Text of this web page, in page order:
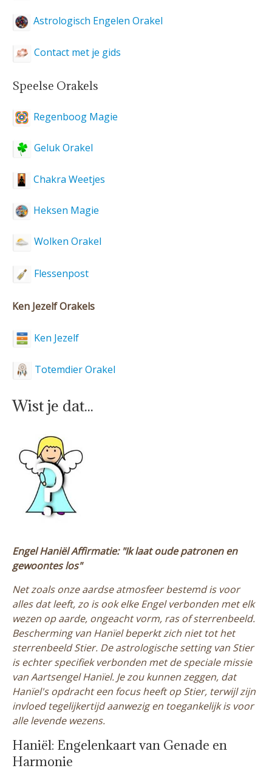
Astrologisch Engelen Orakel
Contact met je gids
Speelse Orakels
Regenboog Magie
Geluk Orakel
Chakra Weetjes
Heksen Magie
Wolken Orakel
Flessenpost
Ken Jezelf Orakels
Ken Jezelf
Totemdier Orakel
Wist je dat...
Engel Haniël Affirmatie: "Ik laat oude patronen en
gewoontes los"
Net zoals onze aardse atmosfeer bestemd is voor
alles dat leeft, zo is ook elke Engel verbonden met elk
wezen op aarde, ongeacht vorm, ras of sterrenbeeld.
Bescherming van Hanïel beperkt zich niet tot het
sterrenbeeld Stier. De astrologische setting van Stier
is echter specifiek verbonden met de speciale missie
van Aartsengel Hanïel. Je zou kunnen zeggen, dat
Hanïel's opdracht een focus heeft op Stier, terwijl zijn
invloed tegelijkertijd aanwezig en toegankelijk is voor
alle levende wezens.
Haniël: Engelenkaart van Genade en
Harmonie